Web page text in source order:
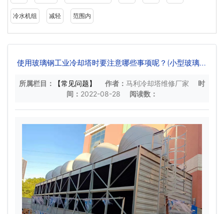
冷水机组 减轻 范围内
使用玻璃钢工业冷却塔时要注意哪些事项呢？(小型玻璃钢
所属栏目： 【常见问题】 作者： 马利冷却塔维修厂家
时
间： 2022-08-28 阅读数：